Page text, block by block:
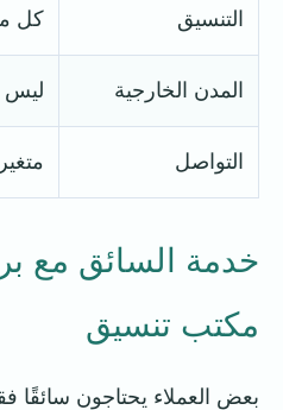
التنسيق كل
المدن الخارجية ليس
التواصل
خدمة السائق مع
مكتب تنسيق
بعض العملاء يحتاجون سائقًا